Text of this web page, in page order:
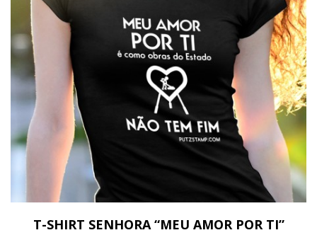
T-SHIRT SENHORA “MEU AMOR POR TI”